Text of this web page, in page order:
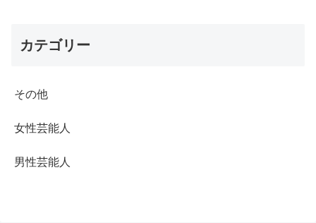
カテゴリー
その他
女性芸能人
男性芸能人